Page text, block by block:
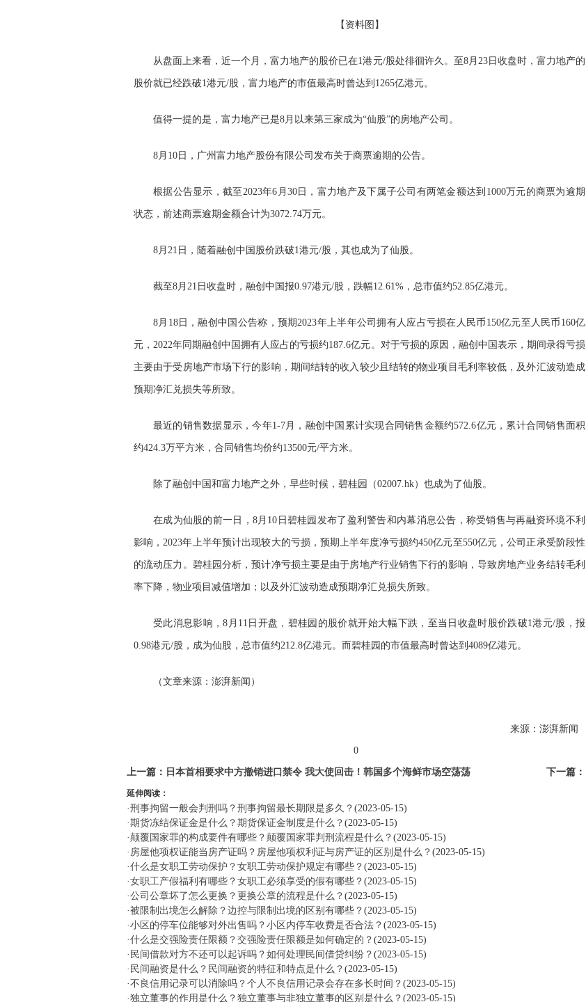
【资料图】
从盘面上来看，近一个月，富力地产的股价已在1港元/股处徘徊许久。至8月23日收盘时，富力地产的
股价就已经跌破1港元/股，富力地产的市值最高时曾达到1265亿港元。
值得一提的是，富力地产已是8月以来第三家成为“仙股”的房地产公司。
8月10日，广州富力地产股份有限公司发布关于商票逾期的公告。
根据公告显示，截至2023年6月30日，富力地产及下属子公司有两笔金额达到1000万元的商票为逾期
状态，前述商票逾期金额合计为3072.74万元。
8月21日，随着融创中国股价跌破1港元/股，其也成为了仙股。
截至8月21日收盘时，融创中国报0.97港元/股，跌幅12.61%，总市值约52.85亿港元。
8月18日，融创中国公告称，预期2023年上半年公司拥有人应占亏损在人民币150亿元至人民币160亿
元，2022年同期融创中国拥有人应占的亏损约187.6亿元。对于亏损的原因，融创中国表示，期间录得亏损
主要由于受房地产市场下行的影响，期间结转的收入较少且结转的物业项目毛利率较低，及外汇波动造成
预期净汇兑损失等所致。
最近的销售数据显示，今年1-7月，融创中国累计实现合同销售金额约572.6亿元，累计合同销售面积
约424.3万平方米，合同销售均价约13500元/平方米。
除了融创中国和富力地产之外，早些时候，碧桂园（02007.hk）也成为了仙股。
在成为仙股的前一日，8月10日碧桂园发布了盈利警告和内幕消息公告，称受销售与再融资环境不利
影响，2023年上半年预计出现较大的亏损，预期上半年度净亏损约450亿元至550亿元，公司正承受阶段性
的流动压力。碧桂园分析，预计净亏损主要是由于房地产行业销售下行的影响，导致房地产业务结转毛利
率下降，物业项目减值增加；以及外汇波动造成预期净汇兑损失所致。
受此消息影响，8月11日开盘，碧桂园的股价就开始大幅下跌，至当日收盘时股价跌破1港元/股，报
0.98港元/股，成为仙股，总市值约212.8亿港元。而碧桂园的市值最高时曾达到4089亿港元。
（文章来源：澎湃新闻）
来源：澎湃新闻
0
上一篇： 日本首相要求中方撤销进口禁令 我大使回击！韩国多个海鲜市场空荡荡 下一篇：
延伸阅读：
·刑事拘留一般会判刑吗？刑事拘留最长期限是多久？ (2023-05-15)
·期货冻结保证金是什么？期货保证金制度是什么？ (2023-05-15)
·颠覆国家罪的构成要件有哪些？颠覆国家罪判刑流程是什么？ (2023-05-15)
· 房屋他项权证能当房产证吗？房屋他项权利证与房产证的区别是什么？ (2023-05-15)
·什么是女职工劳动保护？女职工劳动保护规定有哪些？ (2023-05-15)
·女职工产假福利有哪些？女职工必须享受的假有哪些？ (2023-05-15)
·公司公章坏了怎么更换？更换公章的流程是什么？ (2023-05-15)
·被限制出境怎么解除？边控与限制出境的区别有哪些？ (2023-05-15)
·小区的停车位能够对外出售吗？小区内停车收费是否合法？ (2023-05-15)
·什么是交强险责任限额？交强险责任限额是如何确定的？ (2023-05-15)
· 民间借款对方不还可以起诉吗？如何处理民间借贷纠纷？ (2023-05-15)
· 民间融资是什么？民间融资的特征和特点是什么？ (2023-05-15)
·不良信用记录可以消除吗？个人不良信用记录会存在多长时间？ (2023-05-15)
·独立董事的作用是什么？独立董事与非独立董事的区别是什么？ (2023-05-15)